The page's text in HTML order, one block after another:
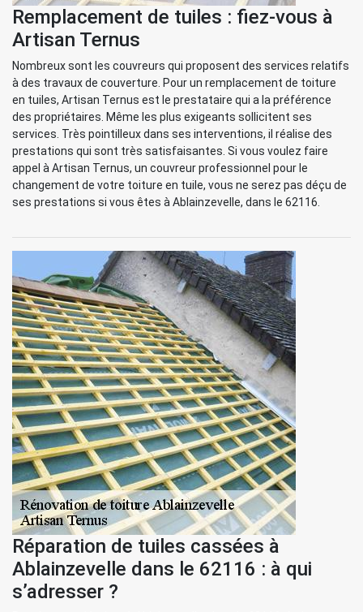
Remplacement de tuiles : fiez-vous à
Artisan Ternus
Nombreux sont les couvreurs qui proposent des services relatifs
à des travaux de couverture. Pour un remplacement de toiture
en tuiles, Artisan Ternus est le prestataire qui a la préférence
des propriétaires. Même les plus exigeants sollicitent ses
services. Très pointilleux dans ses interventions, il réalise des
prestations qui sont très satisfaisantes. Si vous voulez faire
appel à Artisan Ternus, un couvreur professionnel pour le
changement de votre toiture en tuile, vous ne serez pas déçu de
ses prestations si vous êtes à Ablainzevelle, dans le 62116.
Réparation de tuiles cassées à
Ablainzevelle dans le 62116 : à qui
s’adresser ?